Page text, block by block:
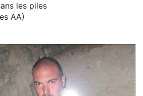
les piles
AA)